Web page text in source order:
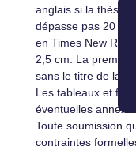
anglais si la thèse
dépasse pas 20
en Times New
2,5 cm. La
sans le titre de la
Les tableaux et
éventuelles
Toute soumission
contraintes